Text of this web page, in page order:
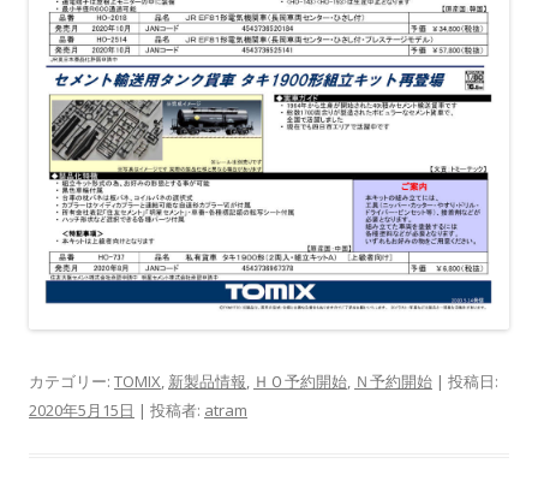
カテゴリー: TOMIX 新製品情報 ＨＯ予約開始 Ｎ予約開始 | 投稿日:
2020年5月15日 | 投稿者: atram